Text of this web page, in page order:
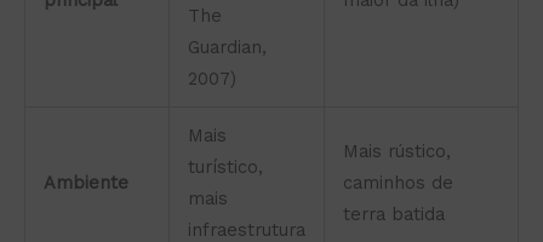
The
Guardian,
2007)
Ambiente
Mais
turístico,
mais
infraestrutura
Mais rústico,
caminhos de
terra batida